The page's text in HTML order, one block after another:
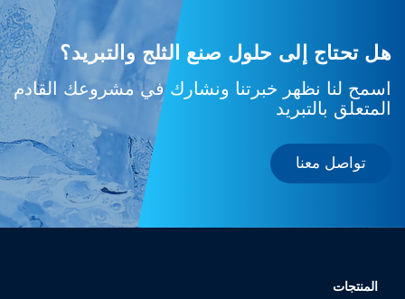
هل تحتاج إلى حلول صنع الثلج والتبريد؟
اسمح لنا نظهر خبرتنا ونشارك في مشروعك القادم
المتعلق بالتبريد
تواصل معنا
المنتجات